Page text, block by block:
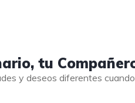
tu
y deseos diferentes